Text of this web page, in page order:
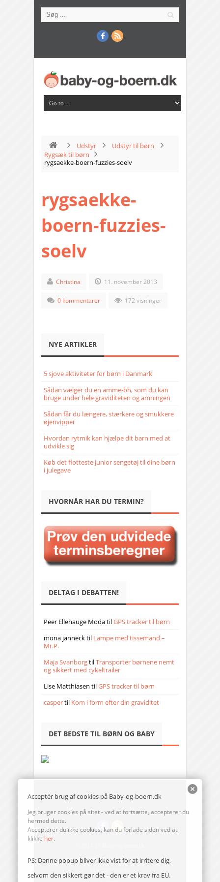
Udstyr
Udstyr til børn
Rygsæk til børn
rygsaekke-boern-fuzzies-soelv
rygsaekke-
boern-fuzzies-
soelv
Christina 11. november 2013
0 kommentarer 172 visninger
NYE ARTIKLER
5 sjove aktiviteter for børn i Danmark
Sådan vælger du en amme-bh, som du kan
bruge under hele graviditeten og amningen
Sådan får du længere, stærkere og smukkere
øjenvipper
Hvordan rytmik kan hjælpe dit barn med at
udvikle sig
Køb det flotteste junior sengetøj til dine børn
i julegave
HVORNÅR HAR DU TERMIN?
DELTAG I DEBATTEN!
Peer Ellehauge ModatilGPS tracker til børn
mona jannecktil Lampe med tissemand –
Mr.P.
Maja SvanborgtilTransporter børnene nemt
og sikkert med cykeltrailer
Lise Matthiasen tilGPS tracker til børn
caspertil Kom i form efter din graviditet
DET BEDSTE TIL BØRN OG BABY
Send en mail til redaktionen
Acceptér brug af cookies på Baby-og-boern.dk
Jeg bruger cookies på sitet - ved at fortsætte, accepterer du
hermed dette.
Accepterer du ikke cookies, kan du forlade siden ved at
klikke her.
PS: Denne popup bliver ikke vist for at irritere dig,
selvom den sikkert gør det - den er et krav fra EU.